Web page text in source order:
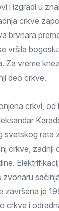
i izgradi u
crkve
brvnara
vršila
Za vreme
deo crkve.
crkvi, od
svetskog rata
crkve, zadnji
zvonaru
završena je
crkve i